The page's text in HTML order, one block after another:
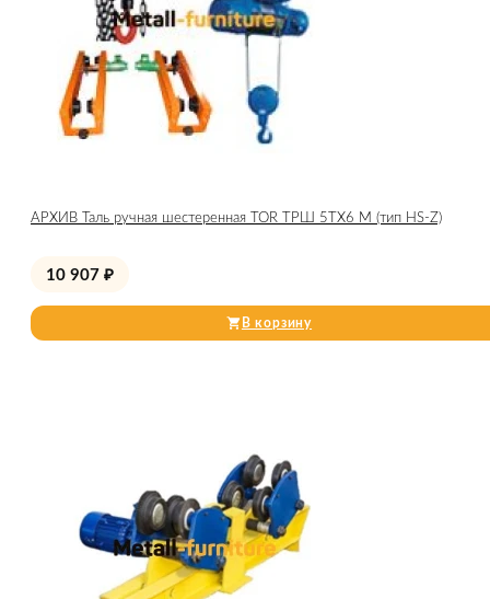
АРХИВ Таль ручная шестеренная TOR ТРШ 5ТХ6 М (тип HS-Z)
10 907 ₽
В корзину